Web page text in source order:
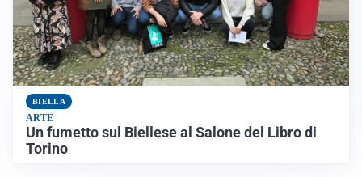
BIELLA
ARTE
Un fumetto sul Biellese al Salone del Libro di
Torino